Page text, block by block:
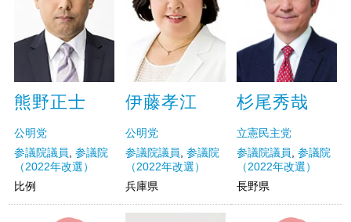
熊野正士
公明党
参議院議員
,参議院
（2022年改選）
比例
伊藤孝江
公明党
参議院議員
,参議院
（2022年改選）
兵庫県
杉尾秀哉
立憲民主党
参議院議員
参議院
（2022年改選）
長野県